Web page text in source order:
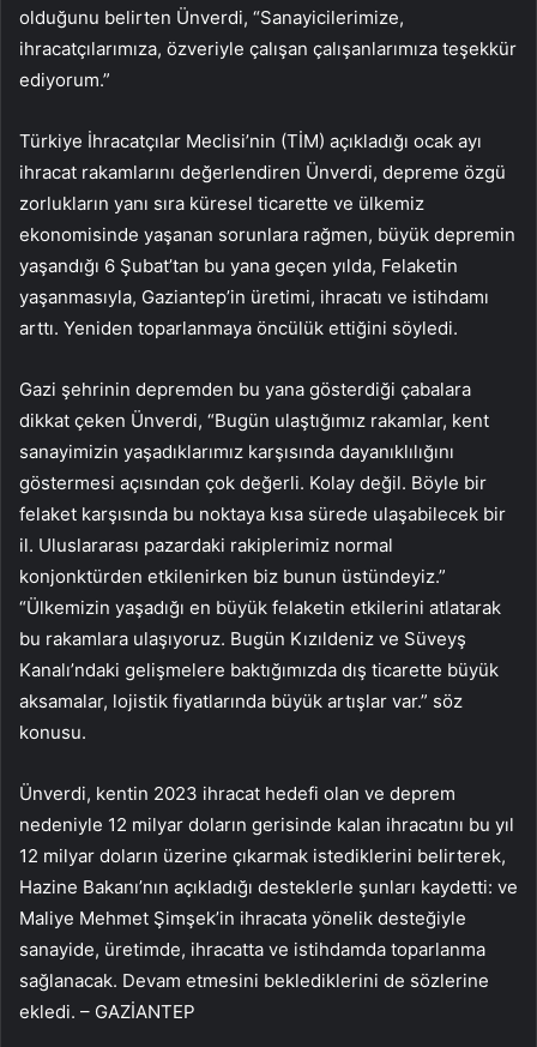
olduğunu belirten Ünverdi, “Sanayicilerimize,
ihracatçılarımıza, özveriyle çalışan çalışanlarımıza teşekkür
ediyorum.”
Türkiye İhracatçılar Meclisi’nin (TİM) açıkladığı ocak ayı
ihracat rakamlarını değerlendiren Ünverdi, depreme özgü
zorlukların yanı sıra küresel ticarette ve ülkemiz
ekonomisinde yaşanan sorunlara rağmen, büyük depremin
yaşandığı 6 Şubat’tan bu yana geçen yılda, Felaketin
yaşanmasıyla, Gaziantep’in üretimi, ihracatı ve istihdamı
arttı. Yeniden toparlanmaya öncülük ettiğini söyledi.
Gazi şehrinin depremden bu yana gösterdiği çabalara
dikkat çeken Ünverdi, “Bugün ulaştığımız rakamlar, kent
sanayimizin yaşadıklarımız karşısında dayanıklılığını
göstermesi açısından çok değerli. Kolay değil. Böyle bir
felaket karşısında bu noktaya kısa sürede ulaşabilecek bir
il. Uluslararası pazardaki rakiplerimiz normal
konjonktürden etkilenirken biz bunun üstündeyiz.”
“Ülkemizin yaşadığı en büyük felaketin etkilerini atlatarak
bu rakamlara ulaşıyoruz. Bugün Kızıldeniz ve Süveyş
Kanalı’ndaki gelişmelere baktığımızda dış ticarette büyük
aksamalar, lojistik fiyatlarında büyük artışlar var.” söz
konusu.
Ünverdi, kentin 2023 ihracat hedefi olan ve deprem
nedeniyle 12 milyar doların gerisinde kalan ihracatını bu yıl
12 milyar doların üzerine çıkarmak istediklerini belirterek,
Hazine Bakanı’nın açıkladığı desteklerle şunları kaydetti: ve
Maliye Mehmet Şimşek’in ihracata yönelik desteğiyle
sanayide, üretimde, ihracatta ve istihdamda toparlanma
sağlanacak. Devam etmesini beklediklerini de sözlerine
ekledi. – GAZİANTEP